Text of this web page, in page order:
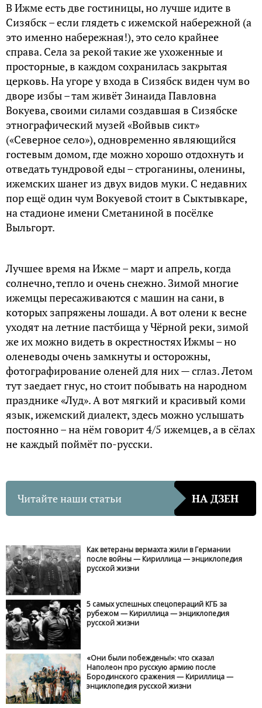
В Ижме есть две гостиницы, но лучше идите в
Сизябск – если глядеть с ижемской набережной (а
это именно набережная!), это село крайнее
справа. Села за рекой такие же ухоженные и
просторные, в каждом сохранилась закрытая
церковь. На угоре у входа в Сизябск виден чум во
дворе избы – там живёт Зинаида Павловна
Вокуева, своими силами создавшая в Сизябске
этнографический музей «Войвыв сикт»
(«Северное село»), одновременно являющийся
гостевым домом, где можно хорошо отдохнуть и
отведать тундровой еды – строганины, оленины,
ижемских шанег из двух видов муки. С недавних
пор ещё один чум Вокуевой стоит в Сыктывкаре,
на стадионе имени Сметаниной в посёлке
Выльгорт.
Лучшее время на Ижме – март и апрель, когда
солнечно, тепло и очень снежно. Зимой многие
ижемцы пересаживаются с машин на сани, в
которых запряжены лошади. А вот олени к весне
уходят на летние пастбища у Чёрной реки, зимой
же их можно видеть в окрестностях Ижмы – но
оленеводы очень замкнуты и осторожны,
фотографирование оленей для них — сглаз. Летом
тут заедает гнус, но стоит побывать на народном
празднике «Луд». А вот мягкий и красивый коми
язык, ижемский диалект, здесь можно услышать
постоянно – на нём говорит 4/5 ижемцев, а в сёлах
не каждый поймёт по-русски.
Читайте наши статьи НА ДЗЕН
Как ветераны вермахта жили в Германии
после войны — Кириллица — энциклопедия
русской жизни
5 самых успешных спецопераций КГБ за
рубежом — Кириллица — энциклопедия
русской жизни
«Они были побеждены!»: что сказал
Наполеон про русскую армию после
Бородинского сражения — Кириллица —
энциклопедия русской жизни